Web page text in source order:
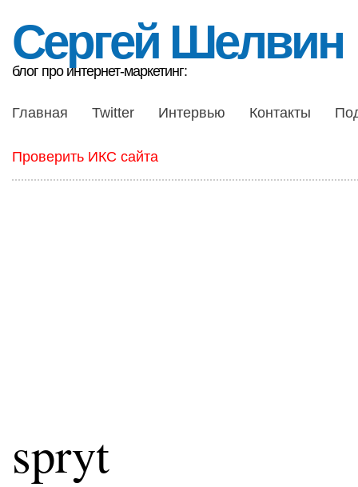
Сергей Шелвин
блог про интернет-маркетинг:
Главная Twitter Интервью Контакты
Проверить ИКС сайта
spryt